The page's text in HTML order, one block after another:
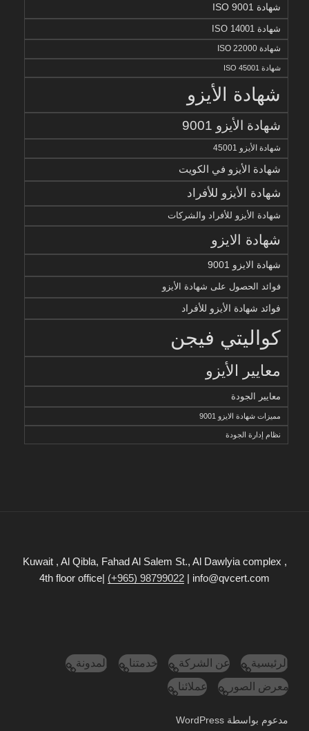
شهادة ISO 9001
شهادة ISO 14001
شهادة ISO 22000
شهادة ISO 45001
شهادة الأيزو
شهادة الأيزو 9001
شهادة الأيزو 45001
شهادة الأيزو في الكويت
شهادة الأيزو للأفراد
شهادة الأيزو للأفراد والشركات
شهادة الايزو
شهادة الايزو 9001
فوائد الحصول على شهادة الأيزو
فوائد شهادة الأيزو للأفراد
كواليتي فيجن
معايير الأيزو
معايير الجودة
مميزات شهادة الايزو 9001
نظام إدارة الجودة
Kuwait , Al Qibla, Fahad Al Salem St., Al Dawlyia complex ,
4th floor office| (+965) 98799022 | info@qvcert.com
الرئيسية عن الشركة خدمتنا
المدونة
معرض الصور
عملائنا
مدعوم بواسطة WordPress